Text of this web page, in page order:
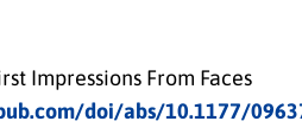
Impressions From Faces
doi/abs/10.1177/